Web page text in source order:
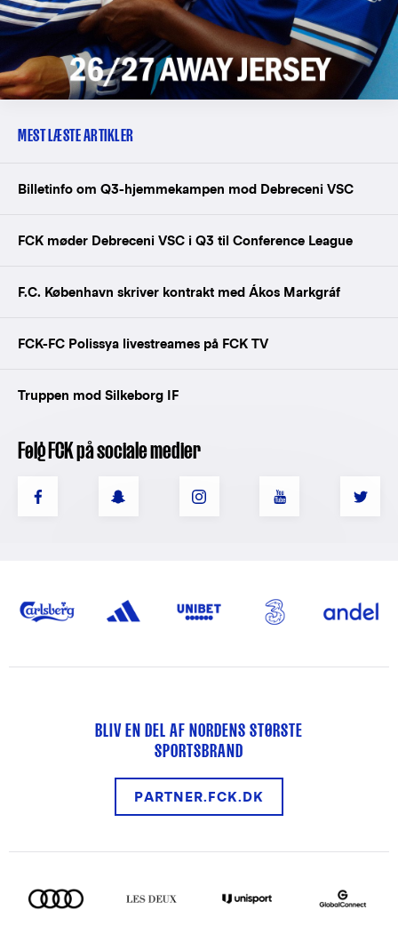
MEST LÆSTE ARTIKLER
Billetinfo om Q3-hjemmekampen mod Debreceni VSC
FCK møder Debreceni VSC i Q3 til Conference League
F.C. København skriver kontrakt med Ákos Markgráf
FCK-FC Polissya livestreames på FCK TV
Truppen mod Silkeborg IF
Følg FCK på sociale medier
BLIV EN DEL AF NORDENS STØRSTE
SPORTSBRAND
PARTNER.FCK.DK